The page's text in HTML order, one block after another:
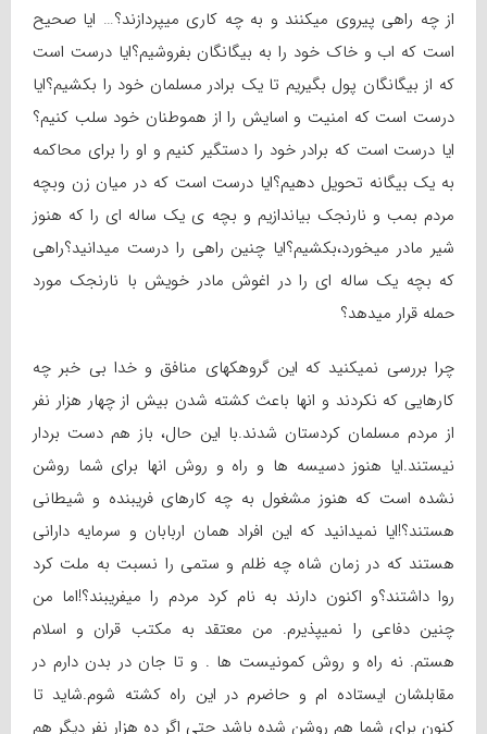
از چه راهی پیروی میکنند و به چه کاری میپردازند؟… ایا صحیح
است که اب و خاک خود را به بیگانگان بفروشیم؟ایا درست است
که از بیگانگان پول بگیریم تا یک برادر مسلمان خود را بکشیم؟ایا
درست است که امنیت و اسایش را از هموطنان خود سلب کنیم؟
ایا درست است که برادر خود را دستگیر کنیم و او را برای محاکمه
به یک بیگانه تحویل دهیم؟ایا درست است که در میان زن وبچه
مردم بمب و نارنجک بیاندازیم و بچه ی یک ساله ای را که هنوز
شیر مادر میخورد،بکشیم؟ایا چنین راهی را درست میدانید؟راهی
که بچه یک ساله ای را در اغوش مادر خویش با نارنجک مورد
حمله قرار میدهد؟
چرا بررسی نمیکنید که این گروهکهای منافق و خدا بی خبر چه
کارهایی که نکردند و انها باعث کشته شدن بیش از چهار هزار نفر
از مردم مسلمان کردستان شدند.با این حال، باز هم دست بردار
نیستند.ایا هنوز دسیسه ها و راه و روش انها برای شما روشن
نشده است که هنوز مشغول به چه کارهای فریبنده و شیطانی
هستند؟!ایا نمیدانید که این افراد همان اربابان و سرمایه دارانی
هستند که در زمان شاه چه ظلم و ستمی را نسبت به ملت کرد
روا داشتند؟و اکنون دارند به نام کرد مردم را میفریبند؟!اما من
چنین دفاعی را نمیپذیرم. من معتقد به مکتب قران و اسلام
هستم. نه راه و روش کمونیست ها . و تا جان در بدن دارم در
مقابلشان ایستاده ام و حاضرم در این راه کشته شوم.شاید تا
کنون برای شما هم روشن شده باشد حتی اگر ده هزار نفر دیگر هم